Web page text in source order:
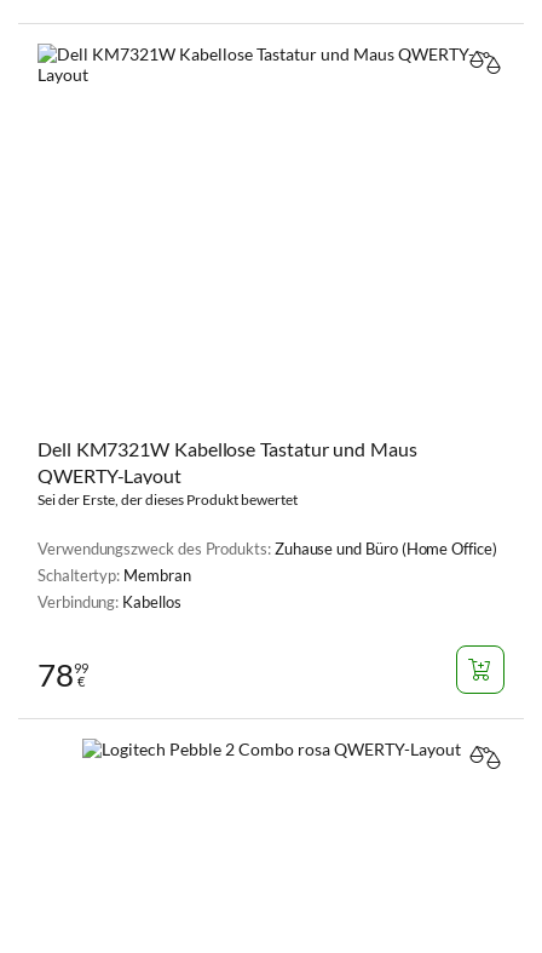
Dell KM7321W Kabellose Tastatur und Maus
QWERTY-Layout
Sei der Erste, der dieses Produkt bewertet
Verwendungszweck des Produkts:Zuhause und Büro (Home Office)
Schaltertyp: Membran
Verbindung: Kabellos
7899
€